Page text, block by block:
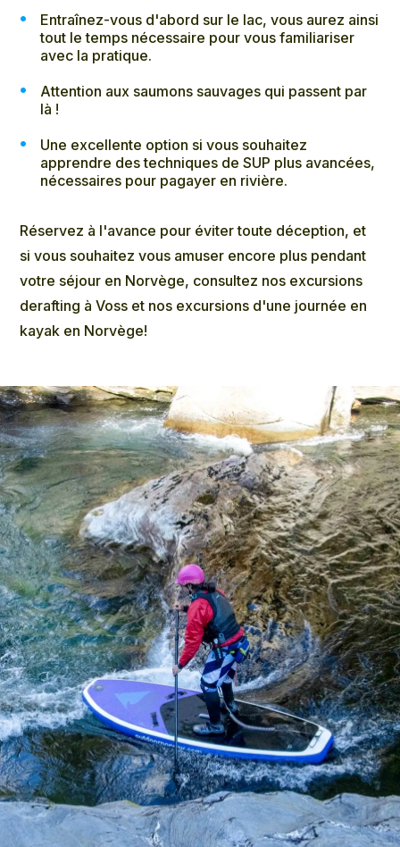
Entraînez-vous d'abord sur le lac, vous aurez ainsi
tout le temps nécessaire pour vous familiariser
avec la pratique.
Attention aux saumons sauvages qui passent par
là !
Une excellente option si vous souhaitez
apprendre des techniques de SUP plus avancées,
nécessaires pour pagayer en rivière.
Réservez à l'avance pour éviter toute déception, et
si vous souhaitez vous amuser encore plus pendant
votre séjour en Norvège, consultez nos excursions
derafting à Voss et nos excursions d'une journée en
kayak en Norvège!